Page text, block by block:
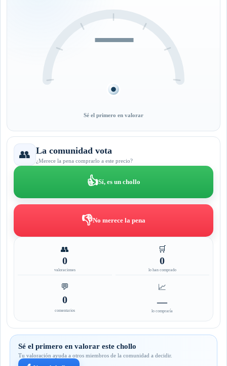
—
Sé el primero en valorar
👥 La comunidad vota
¿Merece la pena comprarlo a este precio?
👍Sí, es un chollo
👎No merece la pena
👥
0
valoraciones
🛒
0
lo han comprado
💬
0
comentarios
📈
—
lo compraría
Sé el primero en valorar este chollo
Tu valoración ayuda a otros miembros de la comunidad a decidir.